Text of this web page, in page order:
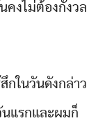
คงไม่ต้องกังวล
กในวันดังกล่าว
นแรกและผมก็